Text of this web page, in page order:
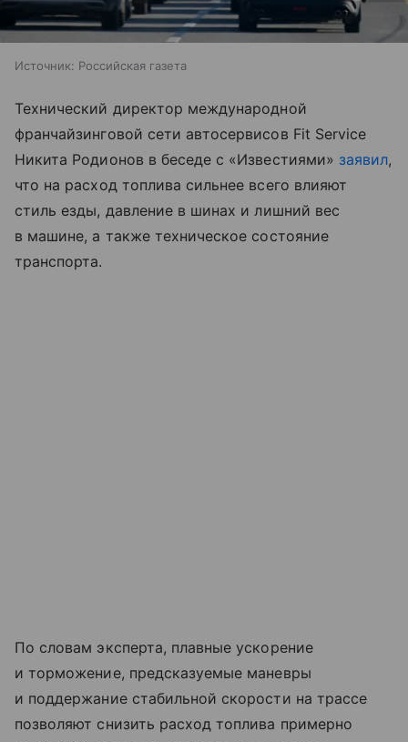
Источник: Российская газета
Технический директор международной
франчайзинговой сети автосервисов Fit Service
Никита Родионов в беседе с «Известиями» заявил,
что на расход топлива сильнее всего влияют
стиль езды, давление в шинах и лишний вес
в машине, а также техническое состояние
транспорта.
По словам эксперта, плавные ускорение
и торможение, предсказуемые маневры
и поддержание стабильной скорости на трассе
позволяют снизить расход топлива примерно